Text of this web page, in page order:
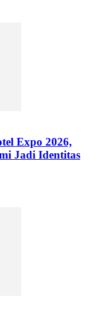
Expo 2026,
Jadi Identitas